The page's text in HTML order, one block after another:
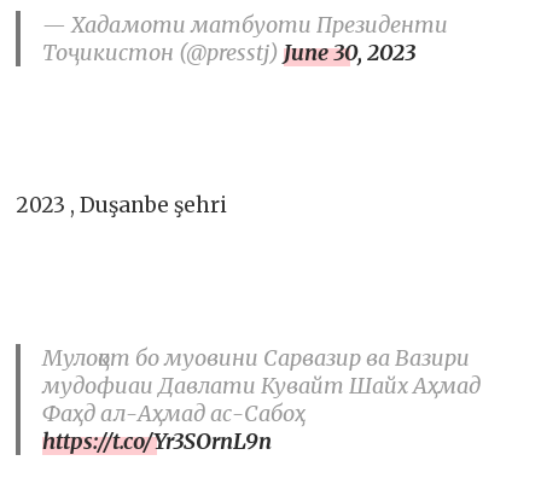
— Хадамоти матбуоти Президенти
Тоҷикистон (@presstj)June 30, 2023
2023 , Duşanbe şehri
Мулоқот бо муовини Сарвазир ва Вазири
мудофиаи Давлати Кувайт Шайх Аҳмад
Фаҳд ал-Аҳмад ас-Сабоҳ
https://t.co/Yr3SOrnL9n